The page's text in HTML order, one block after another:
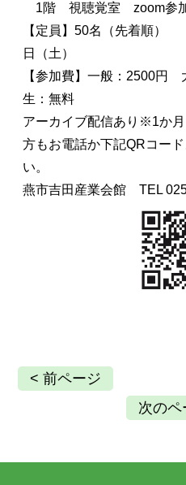
1階 視聴覚室 zoom参
【定員】50名（先着順
日（土）
【参加費】一般：2500
生：無料
アーカイブ配信あり※1か
方もお電話か下記QRコー
い。
燕市吉田産業会館 TEL
< 前ページ
次のペ